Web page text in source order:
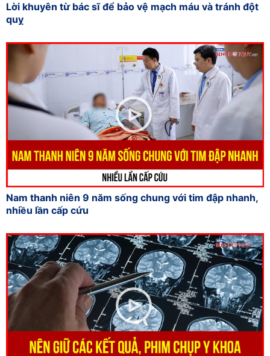
Lời khuyên từ bác sĩ để bảo vệ mạch máu và tránh đột
quỵ
Nam thanh niên 9 năm sống chung với tim đập nhanh,
nhiều lần cấp cứu